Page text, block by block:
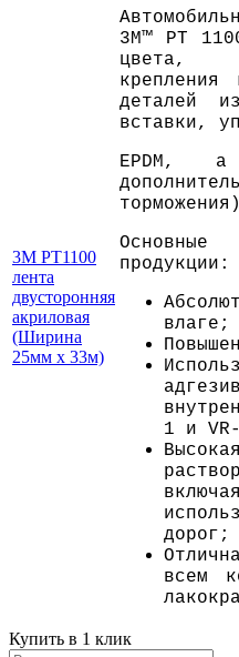
3M PT1100
лента
двусторонняя
акриловая
(Ширина
25мм х 33м)
3M™ PT
цвета,
крепления
деталей
вставки,
ЕPDM,
продукции:
влаге;
1 и
дорог;
всем
Купить в 1 клик